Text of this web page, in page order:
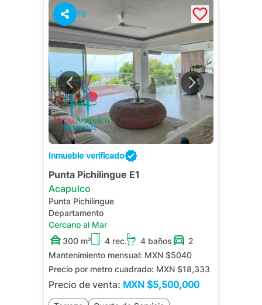
19
Inmueble verificado
Punta Pichilingue E1
Acapulco
Punta Pichilingue
Departamento
Cercano al Mar
300 m²
4 rec. 4 baños
2
Mantenimiento mensual: MXN $5040
Precio por metro cuadrado: MXN $18,333
Precio de venta: MXN $5,500,000